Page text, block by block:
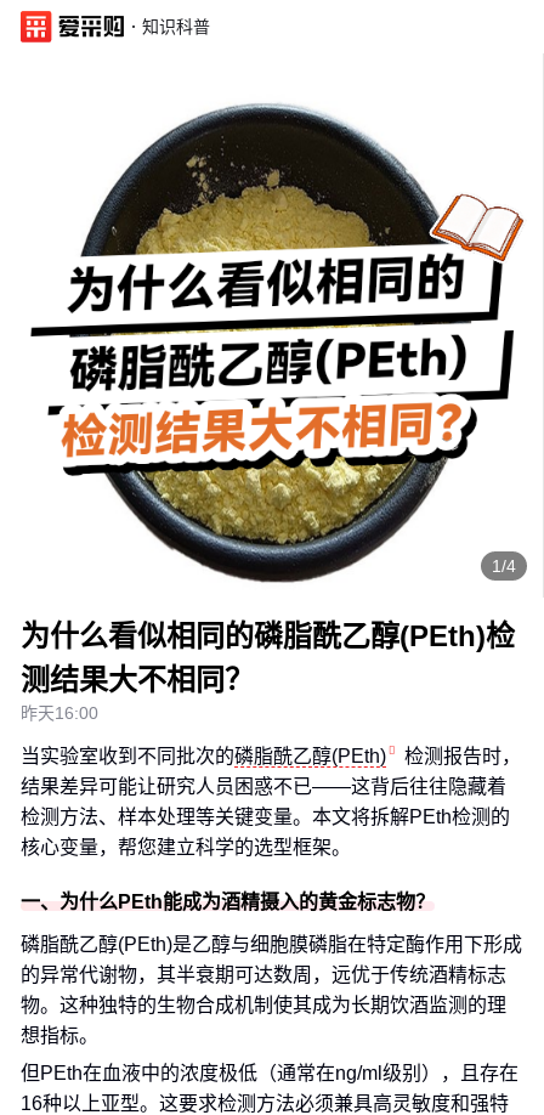
· 知识科普
1/4
为什么看似相同的磷脂酰乙醇(PEth)检
测结果大不相同？
昨天16:00
当实验室收到不同批次的磷脂酰乙醇(PEth)
检测报告时，
结果差异可能让研究人员困惑不已——这背后往往隐藏着
检测方法、样本处理等关键变量。本文将拆解PEth检测的
核心变量，帮您建立科学的选型框架。
一、为什么PEth能成为酒精摄入的黄金标志物？
磷脂酰乙醇(PEth)是乙醇与细胞膜磷脂在特定酶作用下形成
的异常代谢物，其半衰期可达数周，远优于传统酒精标志
物。这种独特的生物合成机制使其成为长期饮酒监测的理
想指标。
但PEth在血液中的浓度极低（通常在ng/ml级别），且存在
16种以上亚型。这要求检测方法必须兼具高灵敏度和强特